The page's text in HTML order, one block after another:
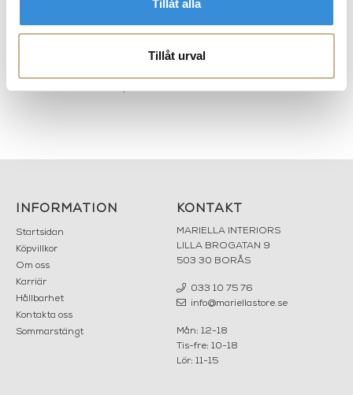
Tillåt alla
Tillåt urval
Amanda med personal. Fokus ligger fortfarande på att
upptäckta. Kort sagt: Det du bara hittar hos Mariella.
* Många frågar om namnets historia. Mycket enkelt; en
INFORMATION
Startsidan
Köpvillkor
Om oss
Karriär
Hållbarhet
Kontakta oss
Sommarstängt
KONTAKT
MARIELLA INTERIORS
LILLA BROGATAN 9
503 30 BORÅS
033 10 75 76
info@mariellastore.se
Mån: 12-18
Tis-fre: 10-18
Lör: 11-15